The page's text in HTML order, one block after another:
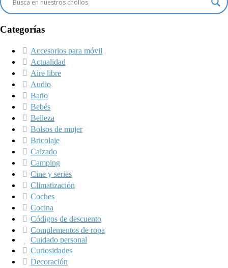
Categorías
Accesorios para móvil
Actualidad
Aire libre
Audio
Baño
Bebés
Belleza
Bolsos de mujer
Bricolaje
Calzado
Camping
Cine y series
Climatización
Coches
Cocina
Códigos de descuento
Complementos de ropa
Cuidado personal
Curiosidades
Decoración